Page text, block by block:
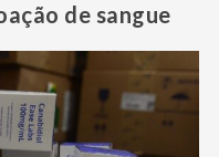
de sangue